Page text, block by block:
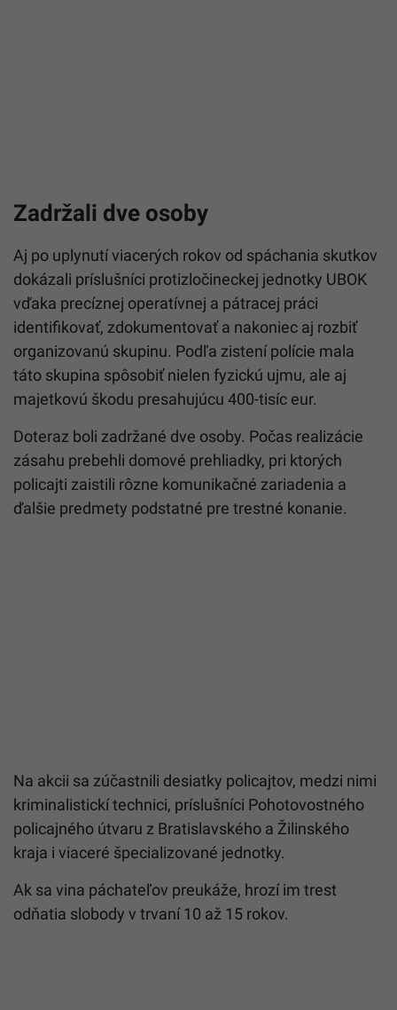
Zadržali dve osoby
Aj po uplynutí viacerých rokov od spáchania skutkov
dokázali príslušníci protizločineckej jednotky UBOK
vďaka precíznej operatívnej a pátracej práci
identifikovať, zdokumentovať a nakoniec aj rozbiť
organizovanú skupinu. Podľa zistení polície mala
táto skupina spôsobiť nielen fyzickú ujmu, ale aj
majetkovú škodu presahujúcu 400-tisíc eur.
Doteraz boli zadržané dve osoby. Počas realizácie
zásahu prebehli domové prehliadky, pri ktorých
policajti zaistili rôzne komunikačné zariadenia a
ďalšie predmety podstatné pre trestné konanie.
Na akcii sa zúčastnili desiatky policajtov, medzi nimi
kriminalistickí technici, príslušníci Pohotovostného
policajného útvaru z Bratislavského a Žilinského
kraja i viaceré špecializované jednotky.
Ak sa vina páchateľov preukáže, hrozí im trest
odňatia slobody v trvaní 10 až 15 rokov.